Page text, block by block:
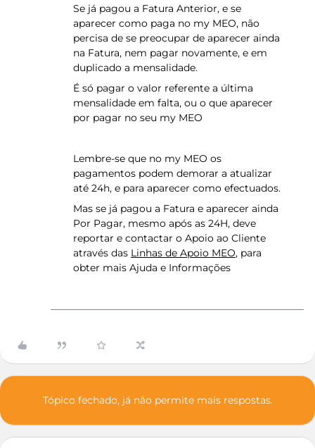
Se já pagou a Fatura Anterior, e se
aparecer como paga no my MEO, não
percisa de se preocupar de aparecer ainda
na Fatura, nem pagar novamente, e em
duplicado a mensalidade.
É só pagar o valor referente a última
mensalidade em falta, ou o que aparecer
por pagar no seu my MEO
Lembre-se que no my MEO os
pagamentos podem demorar a atualizar
até 24h, e para aparecer como efectuados.
Mas se já pagou a Fatura e aparecer ainda
Por Pagar, mesmo após as 24H, deve
reportar e contactar o Apoio ao Cliente
através das Linhas de Apoio MEO, para
obter mais Ajuda e Informações
Tópico fechado, já não permite mais respostas.